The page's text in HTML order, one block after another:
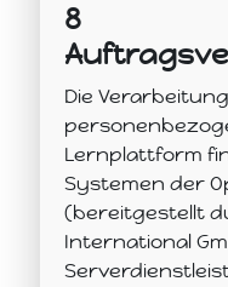
8
Die
Lernplattform
Systemen der
(bereitgestellt
International